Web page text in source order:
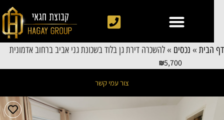
הבית»נכסים»להשכרה דירת גן בלוד בשכונת גני אביב ברחוב אדמונית
5,700
צור עמי קשר